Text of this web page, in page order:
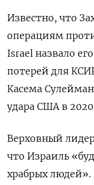
Известно, что
операциям
Israel назвало
потерей для
Касема
удара США в 2020
Верховный
что Израиль
храбрых